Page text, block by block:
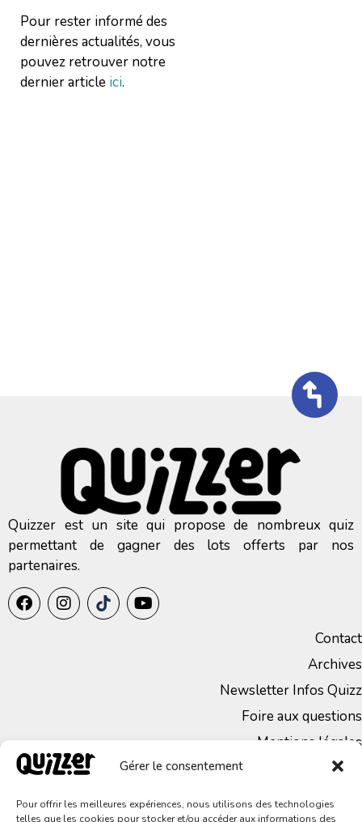
Gérer le consentement
Pour offrir les meilleures expériences, nous utilisons des technologies
telles que les cookies pour stocker et/ou accéder aux informations des
Pour rester informé des
dernières actualités, vous
pouvez retrouver notre
dernier article ici.
Quizzer est un site qui propose de nombreux quiz
permettant de gagner des lots offerts par nos
partenaires.
Contact
Archives
Newsletter Infos Quizz
Foire aux questions
Mentions légales
CGV